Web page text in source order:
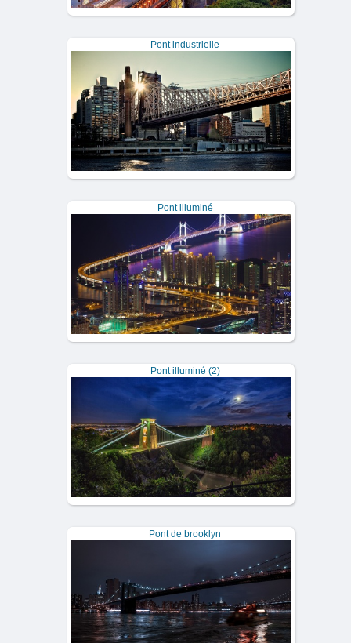
Pont industrielle
Pont illuminé
Pont illuminé (2)
Pont de brooklyn